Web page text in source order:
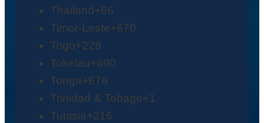
Thailand +66
Timor-Leste+670
Togo+228
Tokelau+690
Tonga+676
Trinidad & Tobago+1
Tunisia+216